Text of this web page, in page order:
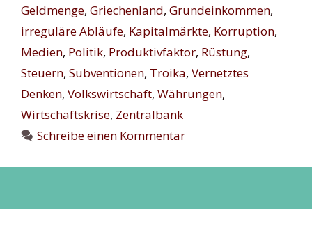
Geldmenge, Griechenland, Grundeinkommen,
irreguläre Abläufe, Kapitalmärkte, Korruption,
Medien, Politik, Produktivfaktor, Rüstung,
Steuern, Subventionen, Troika, Vernetztes
Denken, Volkswirtschaft, Währungen,
Wirtschaftskrise, Zentralbank
Schreibe einen Kommentar